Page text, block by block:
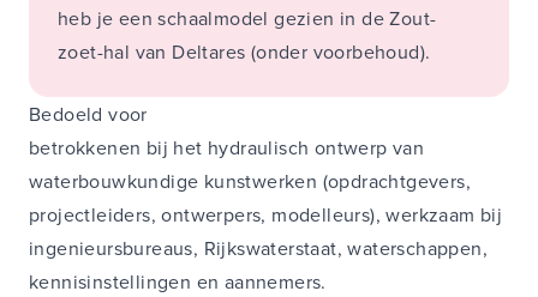
heb je een schaalmodel gezien in de Zout-
zoet-hal van Deltares (onder voorbehoud).
Bedoeld voor
betrokkenen bij het hydraulisch ontwerp van
waterbouwkundige kunstwerken (opdrachtgevers,
projectleiders, ontwerpers, modelleurs), werkzaam bij
ingenieursbureaus, Rijkswaterstaat, waterschappen,
kennisinstellingen en aannemers.